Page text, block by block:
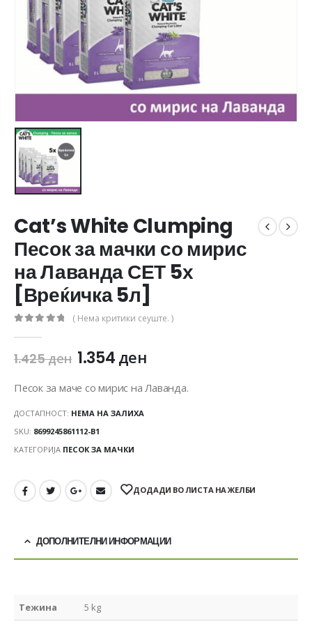
Cat’s White Clumping
Песок за мачки со мирис
на Лаванда СЕТ 5х
[Вреќичка 5л]
( Нема критики сеуште. )
1.425ден 1.354ден
Песок за маче со мирис на Лаванда.
ДОСТАПНОСТ: НЕМА НА ЗАЛИХА
SKU: 8699245861112-B1
КАТЕГОРИЈА ПЕСОК ЗА МАЧКИ
ДОДАДИ ВО ЛИСТА НА ЖЕЛБИ
ДОПОЛНИТЕЛНИ ИНФОРМАЦИИ
Тежина 5 kg